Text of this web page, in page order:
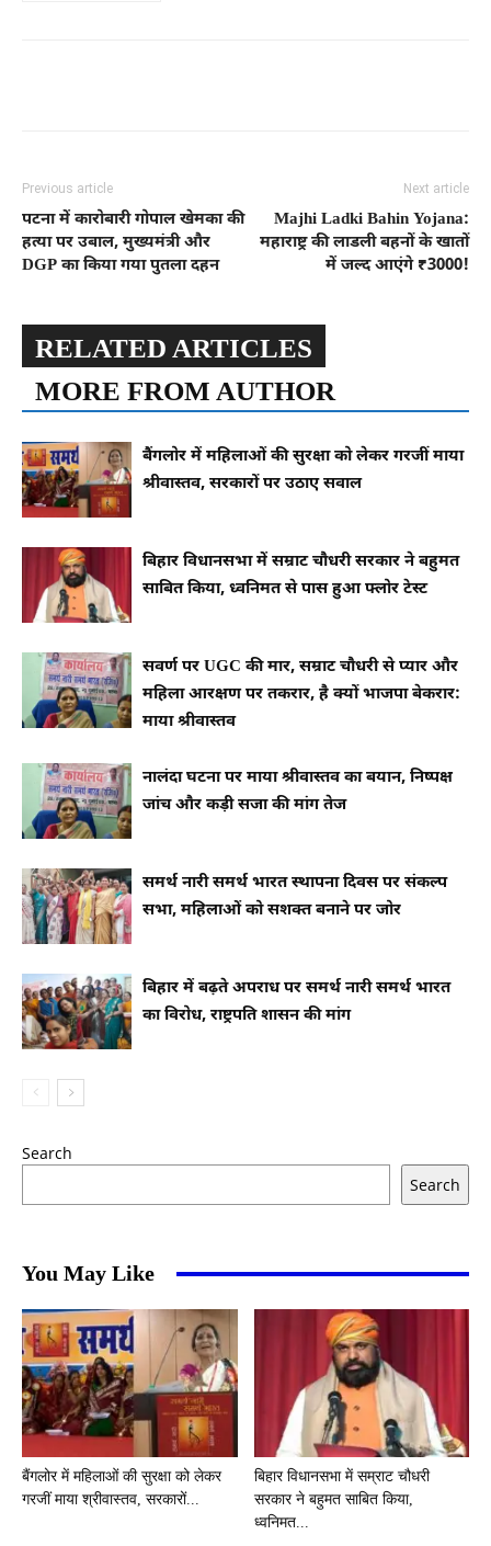
Previous article
पटना में कारोबारी गोपाल खेमका की
हत्या पर उबाल, मुख्यमंत्री और
DGP का किया गया पुतला दहन
Next article
Majhi Ladki Bahin Yojana:
महाराष्ट्र की लाडली बहनों के खातों
में जल्द आएंगे ₹3000!
RELATED ARTICLES
MORE FROM AUTHOR
बैंगलोर में महिलाओं की सुरक्षा को लेकर गरजीं माया
श्रीवास्तव, सरकारों पर उठाए सवाल
बिहार विधानसभा में सम्राट चौधरी सरकार ने बहुमत
साबित किया, ध्वनिमत से पास हुआ फ्लोर टेस्ट
सवर्ण पर UGC की मार, सम्राट चौधरी से प्यार और
महिला आरक्षण पर तकरार, है क्यों भाजपा बेकरार:
माया श्रीवास्तव
नालंदा घटना पर माया श्रीवास्तव का बयान, निष्पक्ष
जांच और कड़ी सजा की मांग तेज
समर्थ नारी समर्थ भारत स्थापना दिवस पर संकल्प
सभा, महिलाओं को सशक्त बनाने पर जोर
बिहार में बढ़ते अपराध पर समर्थ नारी समर्थ भारत
का विरोध, राष्ट्रपति शासन की मांग
Search
Search
You May Like
बैंगलोर में महिलाओं की सुरक्षा को लेकर
गरजीं माया श्रीवास्तव, सरकारों...
बिहार विधानसभा में सम्राट चौधरी
सरकार ने बहुमत साबित किया,
ध्वनिमत...